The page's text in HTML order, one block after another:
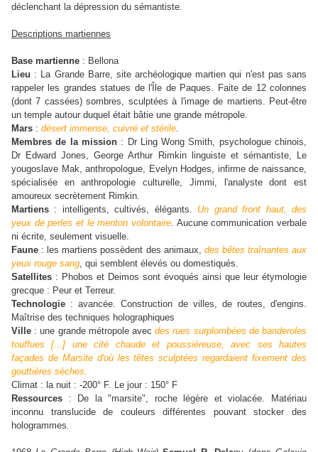
déclenchant la dépression du sémantiste.
Descriptions martiennes
Base martienne : Bellona
Lieu : La Grande Barre, site archéologique martien qui n'est pas sans
rappeler les grandes statues de l'Île de Paques. Faite de 12 colonnes
(dont 7 cassées) sombres, sculptées à l'image de martiens. Peut-être
un temple autour duquel était bâtie une grande métropole.
Mars : désert immense, cuivré et stérile.
Membres de la mission: Dr Ling Wong Smith, psychologue chinois,
Dr Edward Jones, George Arthur Rimkin linguiste et sémantiste, Le
yougoslave Mak, anthropologue, Evelyn Hodges, infirme de naissance,
spécialisée en anthropologie culturelle, Jimmi, l'analyste dont est
amoureux secrètement Rimkin.
Martiens : intelligents, cultivés, élégants. Un grand front haut, des
yeux de perles et le menton volontaire. Aucune communication verbale
ni écrite, seulement visuelle.
Faune : les martiens possèdent des animaux, des bêtes traînantes aux
yeux rouge sang, qui semblent élevés ou domestiqués.
Satellites : Phobos et Deimos sont évoqués ainsi que leur étymologie
grecque : Peur et Terreur.
Technologie : avancée. Construction de villes, de routes, d'engins.
Maîtrise des techniques holographiques
Ville : une grande métropole avecdes rues surplombées de banderoles
touffues [...] une cité chaude et poussiéreuse, avec ses hautes
façades de Marsite d'où les têtes sculptées regardaient fixement des
gouttières sèches.
Climat : la nuit : -200° F. Le jour : 150° F
Ressources : De la "marsite", roche légère et violacée. Matériau
inconnu translucide de couleurs différentes pouvant stocker des
hologrammes.